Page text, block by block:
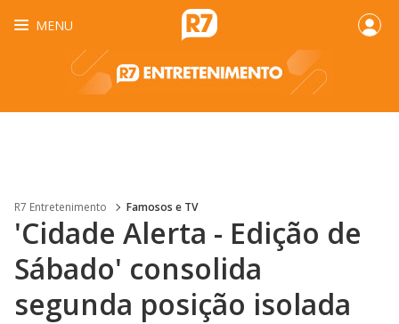
MENU
R7 Entretenimento Famosos e TV
'Cidade Alerta - Edição de
Sábado' consolida
segunda posição isolada